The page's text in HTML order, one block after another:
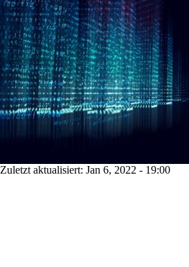
Zuletzt aktualisiert: Jan 6, 2022 - 19:00